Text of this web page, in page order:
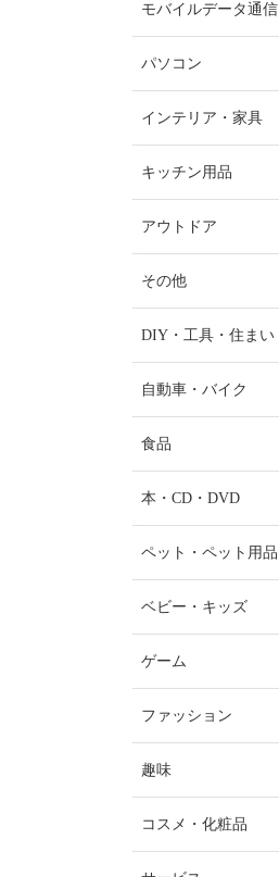
モバイルデータ通信
パソコン
インテリア・家具
キッチン用品
アウトドア
その他
DIY・工具・住まい
自動車・バイク
食品
本・CD・DVD
ペット・ペット用品
ベビー・キッズ
ゲーム
ファッション
趣味
コスメ・化粧品